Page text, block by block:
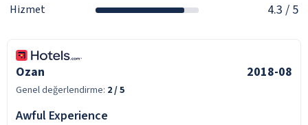
Hizmet 4.3 / 5
Ozan 2018-08
Genel değerlendirme: 2/ 5
Awful Experience